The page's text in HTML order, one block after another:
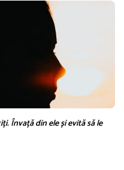
Învață din ele și evită să le